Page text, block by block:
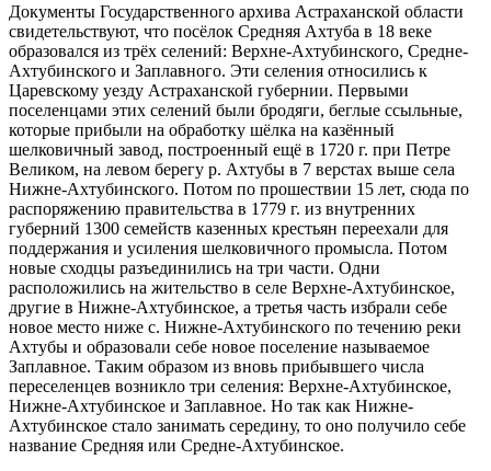
Документы Государственного архива Астраханской области
свидетельствуют, что посёлок Средняя Ахтуба в 18 веке
образовался из трёх селений: Верхне-Ахтубинского, Средне-
Ахтубинского и Заплавного. Эти селения относились к
Царевскому уезду Астраханской губернии. Первыми
поселенцами этих селений были бродяги, беглые ссыльные,
которые прибыли на обработку шёлка на казённый
шелковичный завод, построенный ещё в 1720 г. при Петре
Великом, на левом берегу р. Ахтубы в 7 верстах выше села
Нижне-Ахтубинского. Потом по прошествии 15 лет, сюда по
распоряжению правительства в 1779 г. из внутренних
губерний 1300 семейств казенных крестьян переехали для
поддержания и усиления шелковичного промысла. Потом
новые сходцы разъединились на три части. Одни
расположились на жительство в селе Верхне-Ахтубинское,
другие в Нижне-Ахтубинское, а третья часть избрали себе
новое место ниже с. Нижне-Ахтубинского по течению реки
Ахтубы и образовали себе новое поселение называемое
Заплавное. Таким образом из вновь прибывшего числа
переселенцев возникло три селения: Верхне-Ахтубинское,
Нижне-Ахтубинское и Заплавное. Но так как Нижне-
Ахтубинское стало занимать середину, то оно получило себе
название Средняя или Средне-Ахтубинское.